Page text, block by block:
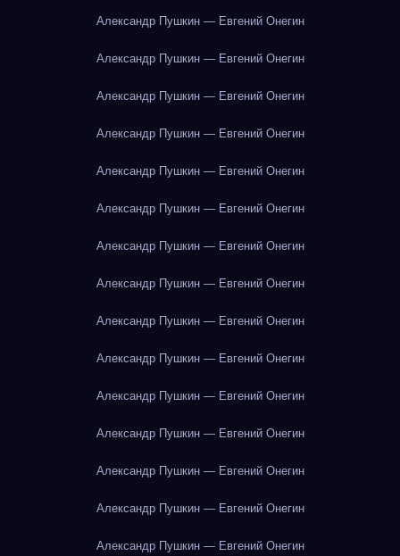
Александр Пушкин — Евгений Онегин
Александр Пушкин — Евгений Онегин
Александр Пушкин — Евгений Онегин
Александр Пушкин — Евгений Онегин
Александр Пушкин — Евгений Онегин
Александр Пушкин — Евгений Онегин
Александр Пушкин — Евгений Онегин
Александр Пушкин — Евгений Онегин
Александр Пушкин — Евгений Онегин
Александр Пушкин — Евгений Онегин
Александр Пушкин — Евгений Онегин
Александр Пушкин — Евгений Онегин
Александр Пушкин — Евгений Онегин
Александр Пушкин — Евгений Онегин
Александр Пушкин — Евгений Онегин